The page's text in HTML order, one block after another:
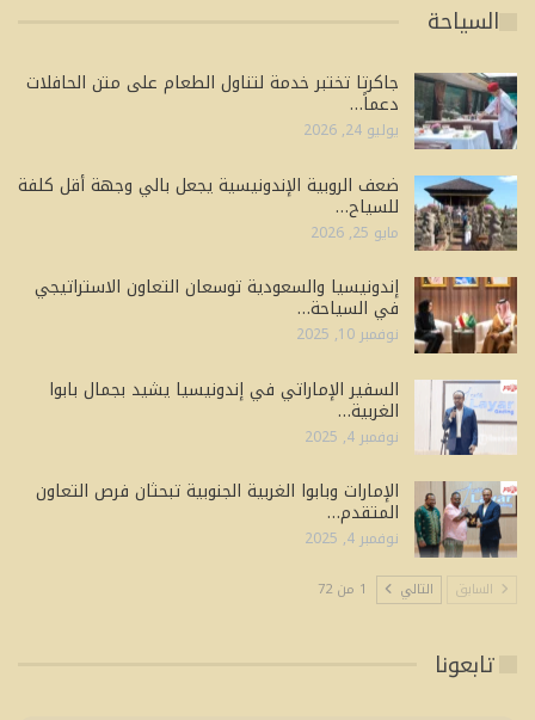
السياحة
جاكرتا تختبر خدمة لتناول الطعام على متن الحافلات
دعماً…
يوليو 24, 2026
ضعف الروبية الإندونيسية يجعل بالي وجهة أقل كلفة
للسياح…
مايو 25, 2026
إندونيسيا والسعودية توسعان التعاون الاستراتيجي
في السياحة…
نوفمبر 10, 2025
السفير الإماراتي في إندونيسيا يشيد بجمال بابوا
الغربية…
نوفمبر 4, 2025
الإمارات وبابوا الغربية الجنوبية تبحثان فرص التعاون
المتقدم…
نوفمبر 4, 2025
السابق التالي 1 من 72
تابعونا